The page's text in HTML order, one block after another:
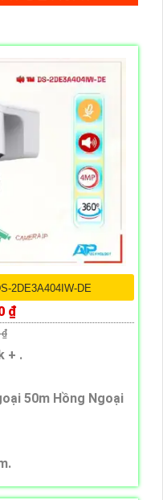
2DE3A404IW-DE
₫
₫
+ .
50m Hồng Ngoại